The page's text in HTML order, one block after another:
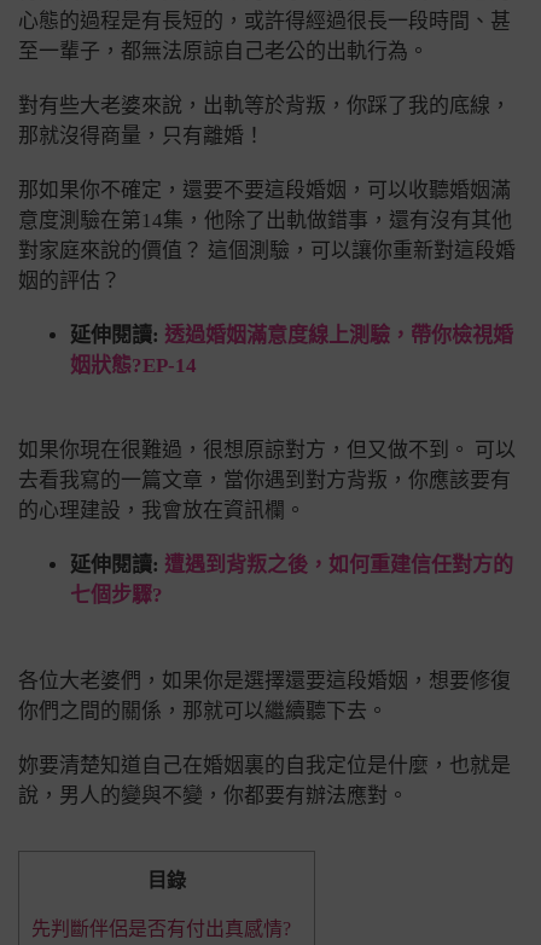
心態的過程是有長短的，或許得經過很長一段時間、甚
至一輩子，都無法原諒自己老公的出軌行為。
對有些大老婆來說，出軌等於背叛，你踩了我的底線，
那就沒得商量，只有離婚！
那如果你不確定，還要不要這段婚姻，可以收聽婚姻滿
意度測驗在第14集，他除了出軌做錯事，還有沒有其他
對家庭來說的價值？ 這個測驗，可以讓你重新對這段婚
姻的評估？
延伸閱讀: 透過婚姻滿意度線上測驗，帶你檢視婚
姻狀態?EP-14
如果你現在很難過，很想原諒對方，但又做不到。 可以
去看我寫的一篇文章，當你遇到對方背叛，你應該要有
的心理建設，我會放在資訊欄。
延伸閱讀: 遭遇到背叛之後，如何重建信任對方的
七個步驟?
各位大老婆們，如果你是選擇還要這段婚姻，想要修復
你們之間的關係，那就可以繼續聽下去。
妳要清楚知道自己在婚姻裏的自我定位是什麼，也就是
說，男人的變與不變，你都要有辦法應對。
目錄
先判斷伴侶是否有付出真感情?